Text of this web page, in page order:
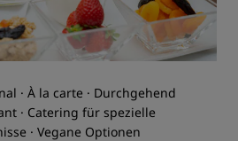
· À la carte · Durchgehend
· Catering für spezielle
· Vegane Optionen